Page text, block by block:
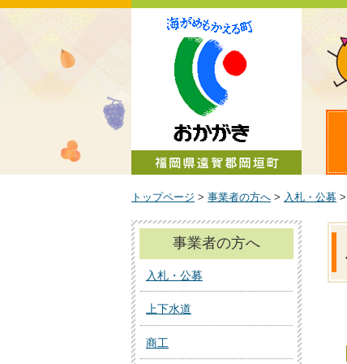
トップページ > 事業者の方へ > 入札・公募 >
事業者の方へ
入札・公募
上下水道
商工